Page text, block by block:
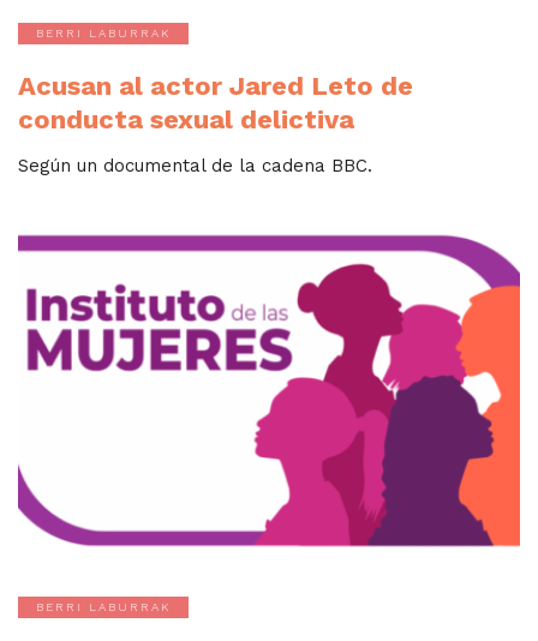
BERRI LABURRAK
Acusan al actor Jared Leto de
conducta sexual delictiva
Según un documental de la cadena BBC.
BERRI LABURRAK